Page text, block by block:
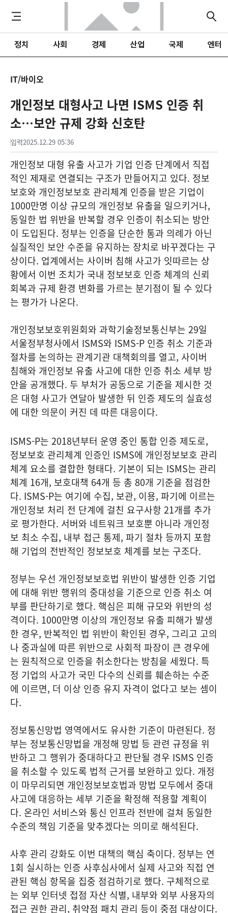
정치 사회 경제 산업 국제 엔터
IT/바이오
개인정보 대형사고 나면 ISMS 인증 취
소…보안 규제 강화 신호탄
입력2025.12.29 05:36
개인정보 대형 유출 사고가 기업 인증 단계에서 직접
적인 제재로 연결되는 구조가 만들어지고 있다. 정보
보호와 개인정보보호 관리체계 인증을 받은 기업이
1000만명 이상 규모의 개인정보 유출을 일으키거나,
동일한 법 위반을 반복할 경우 인증이 취소되는 방안
이 도입된다. 정부는 인증을 단순한 통과 의례가 아닌
실질적인 보안 수준을 유지하는 장치로 바꾸겠다는 구
상이다. 업계에서는 사이버 침해 사고가 잇따르는 상
황에서 이번 조치가 국내 정보보호 인증 체계의 신뢰
회복과 규제 환경 변화를 가르는 분기점이 될 수 있다
는 평가가 나온다.
개인정보보호위원회와 과학기술정보통신부는 29일
서울정부청사에서 ISMS와 ISMS-P 인증 취소 기준과
절차를 논의하는 관계기관 대책회의를 열고, 사이버
침해와 개인정보 유출 사고에 대한 인증 취소 세부 방
안을 공개했다. 두 부처가 공동으로 기준을 제시한 것
은 대형 사고가 연달아 발생한 뒤 인증 제도의 실효성
에 대한 의문이 커진 데 따른 대응이다.
ISMS-P는 2018년부터 운영 중인 통합 인증 제도로,
정보보호 관리체계 인증인 ISMS에 개인정보보호 관리
체계 요소를 결합한 형태다. 기본이 되는 ISMS는 관리
체계 16개, 보호대책 64개 등 총 80개 기준을 점검한
다. ISMS-P는 여기에 수집, 보관, 이용, 파기에 이르는
개인정보 처리 전 단계에 걸친 요구사항 21개를 추가
로 평가한다. 서버와 네트워크 보호뿐 아니라 개인정
보 최소 수집, 내부 접근 통제, 파기 절차 등까지 포함
해 기업의 전반적인 정보보호 체계를 보는 구조다.
정부는 우선 개인정보보호법 위반이 발생한 인증 기업
에 대해 위반 행위의 중대성을 기준으로 인증 취소 여
부를 판단하기로 했다. 핵심은 피해 규모와 위반의 성
격이다. 1000만명 이상의 개인정보 유출 피해가 발생
한 경우, 반복적인 법 위반이 확인된 경우, 그리고 고의
나 중과실에 따른 위반으로 사회적 파장이 큰 경우에
는 원칙적으로 인증을 취소한다는 방침을 세웠다. 특
정 기업의 사고가 국민 다수의 신뢰를 훼손하는 수준
에 이르면, 더 이상 인증 유지 자격이 없다고 보는 셈이
다.
정보통신망법 영역에서도 유사한 기준이 마련된다. 정
부는 정보통신망법을 개정해 망법 등 관련 규정을 위
반하고 그 행위가 중대하다고 판단될 경우 ISMS 인증
을 취소할 수 있도록 법적 근거를 보완하고 있다. 개정
이 마무리되면 개인정보보호법과 망법 모두에서 중대
사고에 대응하는 세부 기준을 확정해 적용할 계획이
다. 온라인 서비스와 통신 인프라 전반에 걸쳐 동일한
수준의 책임 기준을 맞추겠다는 의미로 해석된다.
사후 관리 강화도 이번 대책의 핵심 축이다. 정부는 연
1회 실시하는 인증 사후심사에서 실제 사고와 직접 연
관된 핵심 항목을 집중 점검하기로 했다. 구체적으로
는 외부 인터넷 접점 자산 식별, 내부와 외부 사용자의
접근 권한 관리, 취약점 패치 관리 등이 중점 대상이다.